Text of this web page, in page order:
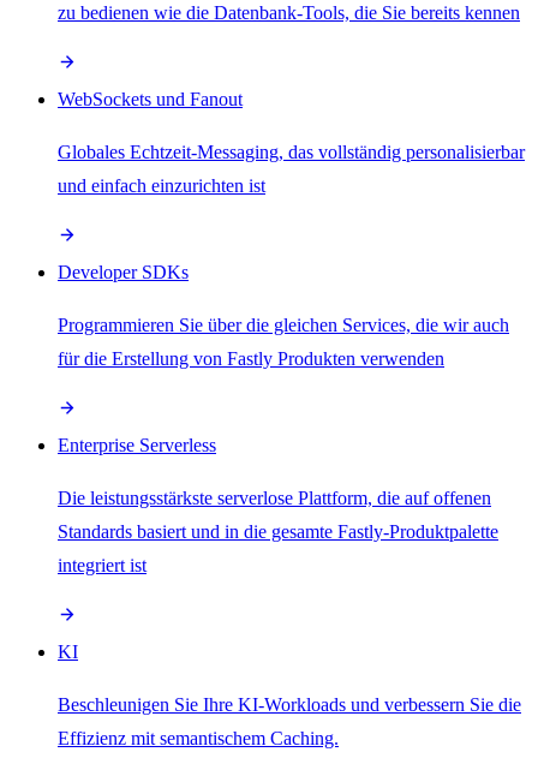
zu bedienen wie die Datenbank-Tools, die Sie bereits kennen
WebSockets und Fanout
Globales Echtzeit-Messaging, das vollständig personalisierbar
und einfach einzurichten ist
Developer SDKs
Programmieren Sie über die gleichen Services, die wir auch
für die Erstellung von Fastly Produkten verwenden
Enterprise Serverless
Die leistungsstärkste serverlose Plattform, die auf offenen
Standards basiert und in die gesamte Fastly-Produktpalette
integriert ist
KI
Beschleunigen Sie Ihre KI-Workloads und verbessern Sie die
Effizienz mit semantischem Caching.